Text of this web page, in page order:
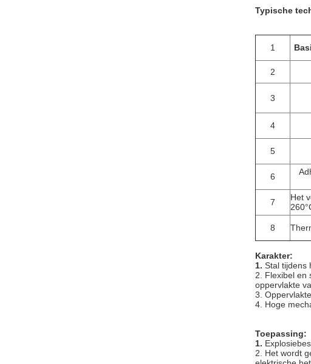
Typische
1
2
3
4
5
6
7
Het
8
Karakter:
1. Stal tijdens
2. Flexibel en
oppervlakte
3.
4. Hoge
Toepassing:
1.
2. Het wordt